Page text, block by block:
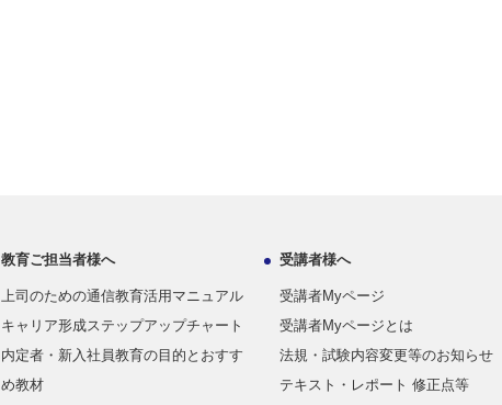
教育ご担当者様へ
上司のための通信教育活用マニュアル
キャリア形成ステップアップチャート
内定者・新入社員教育の目的とおすす
め教材
受講者様へ
受講者Myページ
受講者Myページとは
法規・試験内容変更等のお知らせ
テキスト・レポート 修正点等